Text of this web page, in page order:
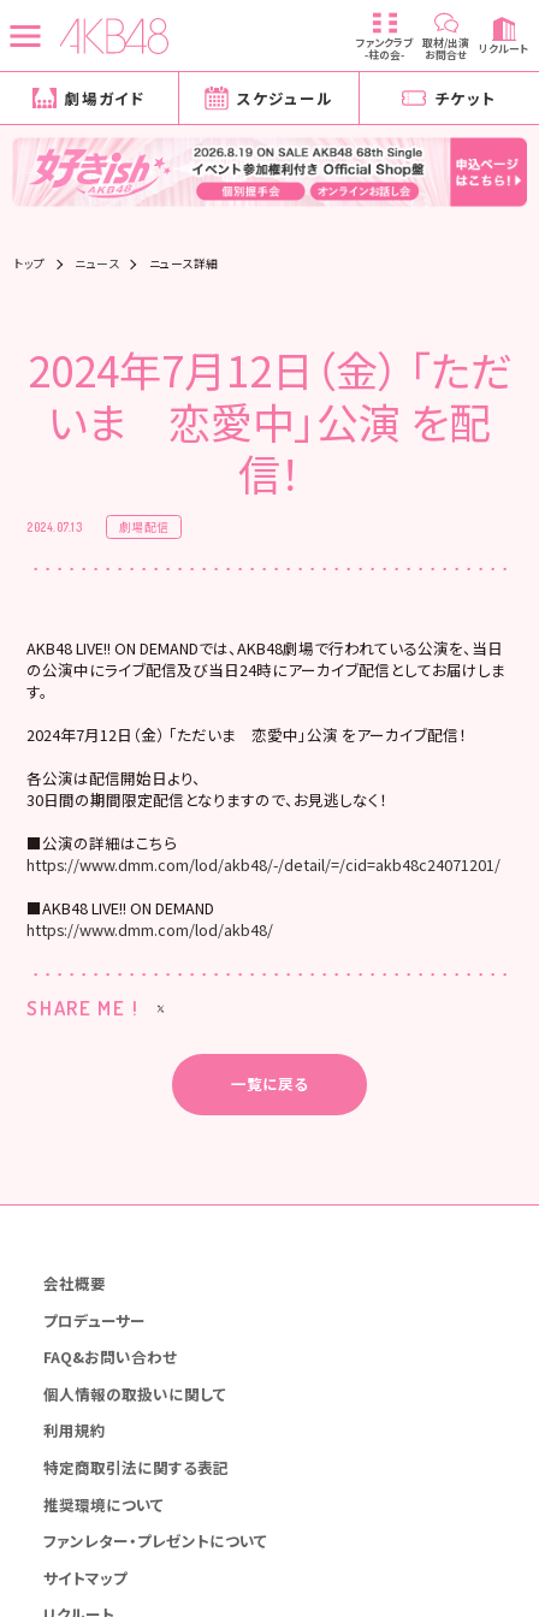
ファンクラブ
-柱の会-
取材/出演
お問合せ リクルート
劇場ガイド スケジュール チケット
トップ ニュース ニュース詳細
2024年7月12日（金） 「ただ
いま 恋愛中」公演 を配
信！
2024.07.13 劇場配信
AKB48 LIVE!! ON DEMANDでは、AKB48劇場で行われている公演を、当日
の公演中にライブ配信及び当日24時にアーカイブ配信としてお届けしま
す。
2024年7月12日（金） 「ただいま 恋愛中」公演 をアーカイブ配信！
各公演は配信開始日より、
30日間の期間限定配信となりますので、お見逃しなく！
■公演の詳細はこちら
https://www.dmm.com/lod/akb48/-/detail/=/cid=akb48c24071201/
■AKB48 LIVE!! ON DEMAND
https://www.dmm.com/lod/akb48/
SHARE ME !
一覧に戻る
会社概要
プロデューサー
FAQ&お問い合わせ
個人情報の取扱いに関して
利用規約
特定商取引法に関する表記
推奨環境について
ファンレター・プレゼントについて
サイトマップ